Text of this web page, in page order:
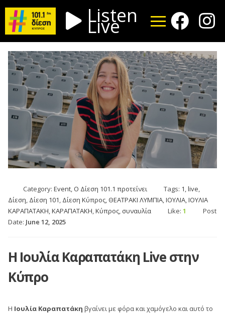
Listen
Live
Category: Event, Ο Δίεση 101.1 προτείνει Tags: 1,live,
Δίεση, Δίεση 101, Δίεση Κύπρος, ΘΕΑΤΡΑΚΙ ΛΥΜΠΙΑ,ΙΟΥΛΙΑ,ΙΟΥΛΙΑ
ΚΑΡΑΠΑΤΑΚΗ,ΚΑΡΑΠΑΤΑΚΗ,Κύπρος, συναυλία Like: 1
Post
Date: June 12, 2025
Η Ιουλία Καραπατάκη Live στην
Κύπρο
Η Ιουλία Καραπατάκη βγαίνει με φόρα και χαμόγελο και αυτό το